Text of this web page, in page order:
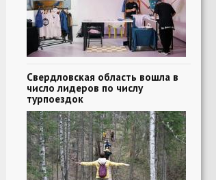
Свердловская область вошла в
число лидеров по числу
турпоездок